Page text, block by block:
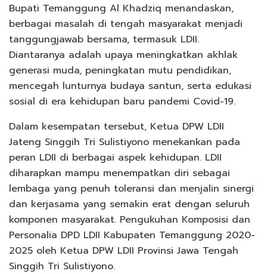
Bupati Temanggung Al Khadziq menandaskan,
berbagai masalah di tengah masyarakat menjadi
tanggungjawab bersama, termasuk LDII.
Diantaranya adalah upaya meningkatkan akhlak
generasi muda, peningkatan mutu pendidikan,
mencegah lunturnya budaya santun, serta edukasi
sosial di era kehidupan baru pandemi Covid-19.
Dalam kesempatan tersebut, Ketua DPW LDII
Jateng Singgih Tri Sulistiyono menekankan pada
peran LDII di berbagai aspek kehidupan. LDII
diharapkan mampu menempatkan diri sebagai
lembaga yang penuh toleransi dan menjalin sinergi
dan kerjasama yang semakin erat dengan seluruh
komponen masyarakat. Pengukuhan Komposisi dan
Personalia DPD LDII Kabupaten Temanggung 2020-
2025 oleh Ketua DPW LDII Provinsi Jawa Tengah
Singgih Tri Sulistiyono.